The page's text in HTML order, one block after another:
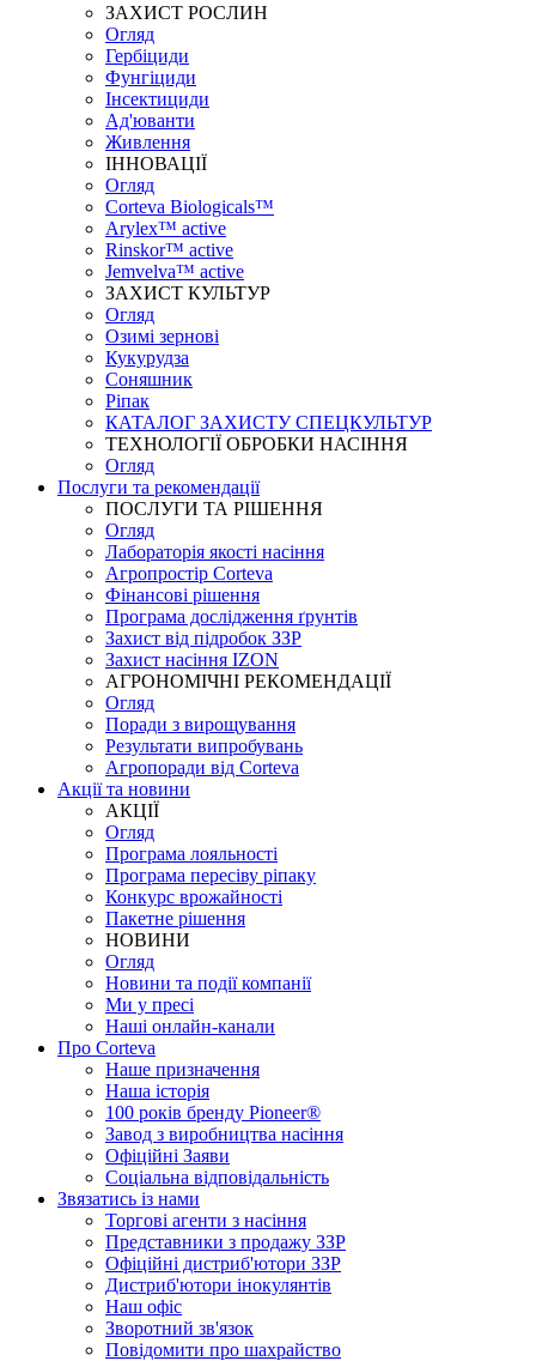
ЗАХИСТ РОСЛИН
Огляд
Гербіциди
Фунгіциди
Інсектициди
Ад'юванти
Живлення
ІННОВАЦІЇ
Огляд
Corteva Biologicals™
Arylex™ active
Rinskor™ active
Jemvelva™ active
ЗАХИСТ КУЛЬТУР
Огляд
Озимі зернові
Кукурудза
Соняшник
Ріпак
КАТАЛОГ ЗАХИСТУ СПЕЦКУЛЬТУР
ТЕХНОЛОГІЇ ОБРОБКИ НАСІННЯ
Огляд
Послуги та рекомендації
ПОСЛУГИ ТА РІШЕННЯ
Огляд
Лабораторія якості насіння
Агропростір Corteva
Фінансові рішення
Програма дослідження ґрунтів
Захист від підробок ЗЗР
Захист насіння IZON
АГРОНОМІЧНІ РЕКОМЕНДАЦІЇ
Огляд
Поради з вирощування
Результати випробувань
Агропоради від Corteva
Акції та новини
АКЦІЇ
Огляд
Програма лояльності
Програма пересіву ріпаку
Конкурс врожайності
Пакетне рішення
НОВИНИ
Огляд
Новини та події компанії
Ми у пресі
Наші онлайн-канали
Про Corteva
Наше призначення
Наша історія
100 років бренду Pioneer®
Завод з виробництва насіння
Офіційні Заяви
Соціальна відповідальність
Звязатись із нами
Торгові агенти з насіння
Представники з продажу ЗЗР
Офіційні дистриб'ютори ЗЗР
Дистриб'ютори інокулянтів
Наш офіс
Зворотний зв'язок
Повідомити про шахрайство